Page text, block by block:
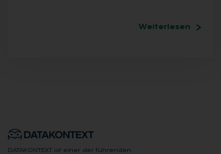
Weiterlesen
DATAKONTEXT ist einer der führenden